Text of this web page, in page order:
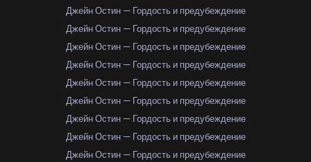
Джейн Остин — Гордость и предубеждение
Джейн Остин — Гордость и предубеждение
Джейн Остин — Гордость и предубеждение
Джейн Остин — Гордость и предубеждение
Джейн Остин — Гордость и предубеждение
Джейн Остин — Гордость и предубеждение
Джейн Остин — Гордость и предубеждение
Джейн Остин — Гордость и предубеждение
Джейн Остин — Гордость и предубеждение